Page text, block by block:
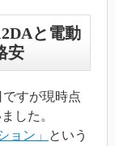
と電動
安
ですが現時点
した。
ョン」
という